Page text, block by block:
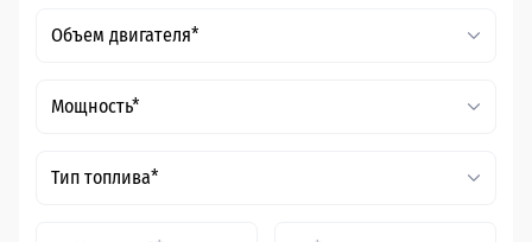
Объем двигателя*
Мощность*
Тип топлива*